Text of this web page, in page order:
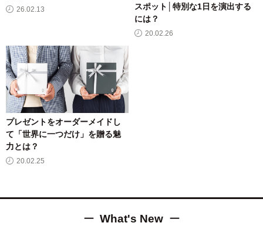
26.02.13
スポット│特別な1日を演出する
には？
20.02.26
プレゼントをオーダーメイドし
て「世界に一つだけ」を贈る魅
力とは？
20.02.25
What's New